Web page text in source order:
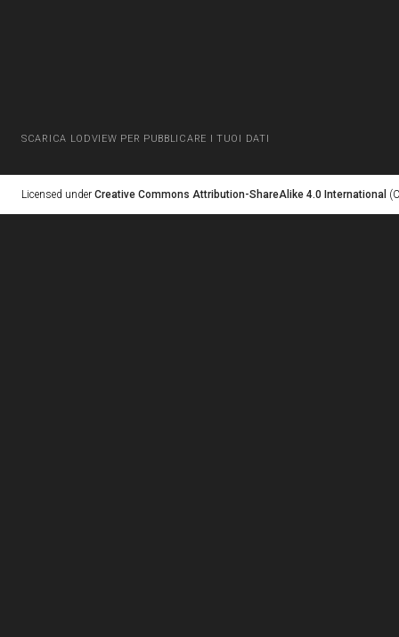
SCARICA LODVIEW PER PUBBLICARE I TUOI DATI
Licensed under Creative Commons Attribution-ShareAlike 4.0 International